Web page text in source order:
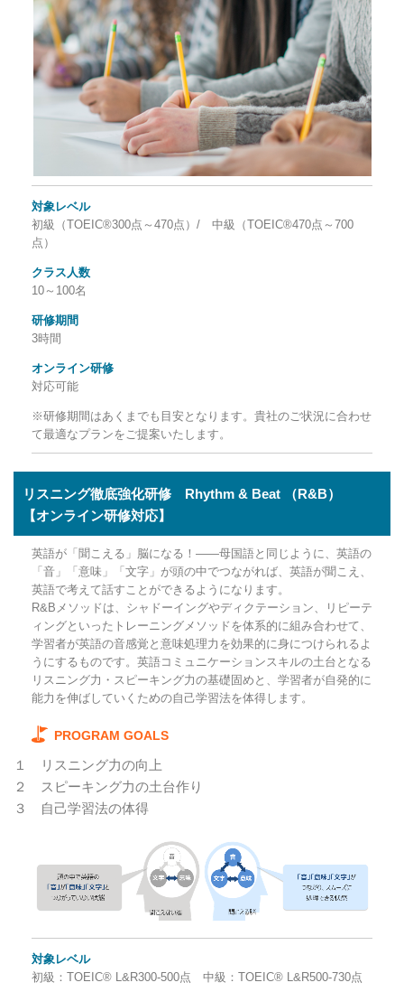
対象レベル
初級（TOEIC®300点～470点）/ 中級（TOEIC®470点～700
点）
クラス人数
10～100名
研修期間
3時間
オンライン研修
対応可能
※研修期間はあくまでも目安となります。貴社のご状況に合わせ
て最適なプランをご提案いたします。
リスニング徹底強化研修 Rhythm & Beat （R&B）
【オンライン研修対応】
英語が「聞こえる」脳になる！――母国語と同じように、英語の
「音」「意味」「文字」が頭の中でつながれば、英語が聞こえ、
英語で考えて話すことができるようになります。
R&Bメソッドは、シャドーイングやディクテーション、リピーテ
ィングといったトレーニングメソッドを体系的に組み合わせて、
学習者が英語の音感覚と意味処理力を効果的に身につけられるよ
うにするものです。英語コミュニケーションスキルの土台となる
リスニング力・スピーキング力の基礎固めと、学習者が自発的に
能力を伸ばしていくための自己学習法を体得します。
PROGRAM GOALS
１
リスニング力の向上
２
スピーキング力の土台作り
３
自己学習法の体得
対象レベル
初級：TOEIC® L&R300-500点 中級：TOEIC® L&R500-730点